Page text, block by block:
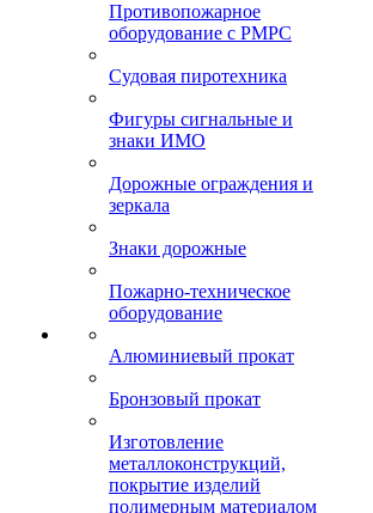
Противопожарное
оборудование с РМРС
Судовая пиротехника
Фигуры сигнальные и
знаки ИМО
Дорожные ограждения и
зеркала
Знаки дорожные
Пожарно-техническое
оборудование
Алюминиевый прокат
Бронзовый прокат
Изготовление
металлоконструкций,
покрытие изделий
полимерным материалом